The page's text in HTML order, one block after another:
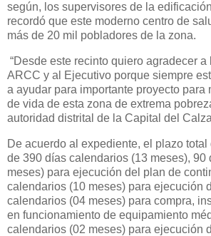
según, los supervisores de la
recordó que este moderno centro de
más de 20 mil pobladores de la zona.
“Desde este recinto quiero agradecer
ARCC y al Ejecutivo porque siempre
a ayudar para importante proyecto para
de vida de esta zona de extrema
autoridad distrital de la Capital del
De acuerdo al expediente, el plazo
de 390 días calendarios (13 meses), 90
meses) para ejecución del plan de
calendarios (10 meses) para ejecución
calendarios (04 meses) para compra,
en funcionamiento de equipamiento
calendarios (02 meses) para ejecución